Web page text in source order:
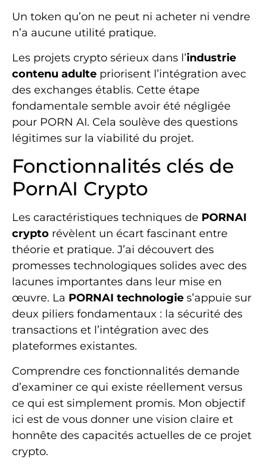
Un token qu’on ne peut ni acheter ni vendre
n’a aucune utilité pratique.
Les projets crypto sérieux dans l’industrie
contenu adulte priorisent l’intégration avec
des exchanges établis. Cette étape
fondamentale semble avoir été négligée
pour PORN AI. Cela soulève des questions
légitimes sur la viabilité du projet.
Fonctionnalités clés de
PornAI Crypto
Les caractéristiques techniques de PORNAI
crypto révèlent un écart fascinant entre
théorie et pratique. J’ai découvert des
promesses technologiques solides avec des
lacunes importantes dans leur mise en
œuvre. La PORNAI technologie s’appuie sur
deux piliers fondamentaux : la sécurité des
transactions et l’intégration avec des
plateformes existantes.
Comprendre ces fonctionnalités demande
d’examiner ce qui existe réellement versus
ce qui est simplement promis. Mon objectif
ici est de vous donner une vision claire et
honnête des capacités actuelles de ce projet
crypto.